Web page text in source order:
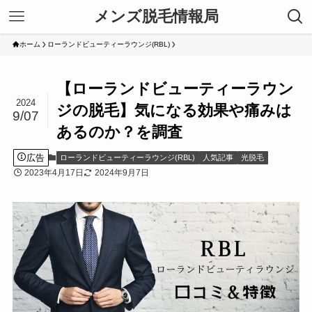
メンズ脱毛情報局
ホーム ローランドビューティーラウンジ(RBL)
【ローランドビューティーラウン
ジの脱毛】気になる効果や痛みは
あるのか？を調査
2024
9/07
広告 ローランドビューティーラウンジ(RBL) 人気記事 光脱毛
2023年4月17日 2024年9月7日